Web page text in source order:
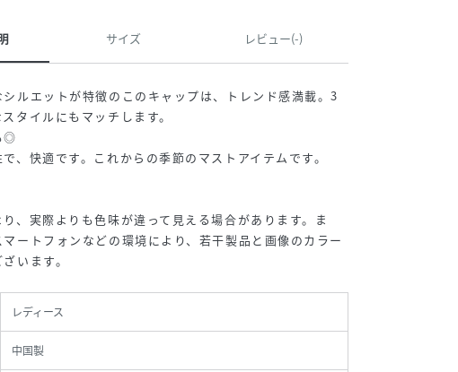
サイズ レビュー(-)
ルエットが特徴のこのキャップは、トレンド感満載。3
タイルにもマッチします。
◎
、快適です。これからの季節のマストアイテムです。
、実際よりも色味が違って見える場合があります。ま
ートフォンなどの環境により、若干製品と画像のカラー
います。
レディース
中国製